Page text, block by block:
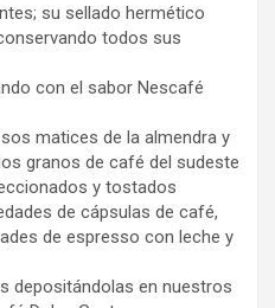
su sellado hermético
todos sus
con el sabor Nescafé
matices de la almendra y
granos de café del sudeste
y tostados
de cápsulas de café,
de espresso con leche y
depositándolas en nuestros